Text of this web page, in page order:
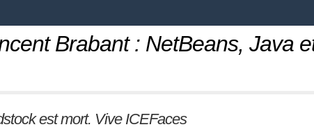
Brabant : NetBeans, Java
est mort. Vive ICEFaces